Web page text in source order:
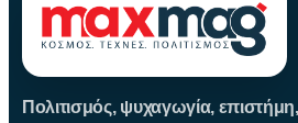
Πολιτισμός, ψυχαγωγία,